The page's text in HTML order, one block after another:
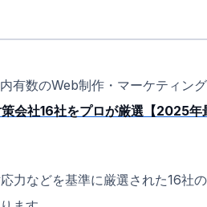
有数のWeb制作・マーケティン
会社16社をプロが厳選【2025年
力などを基準に厳選された16社